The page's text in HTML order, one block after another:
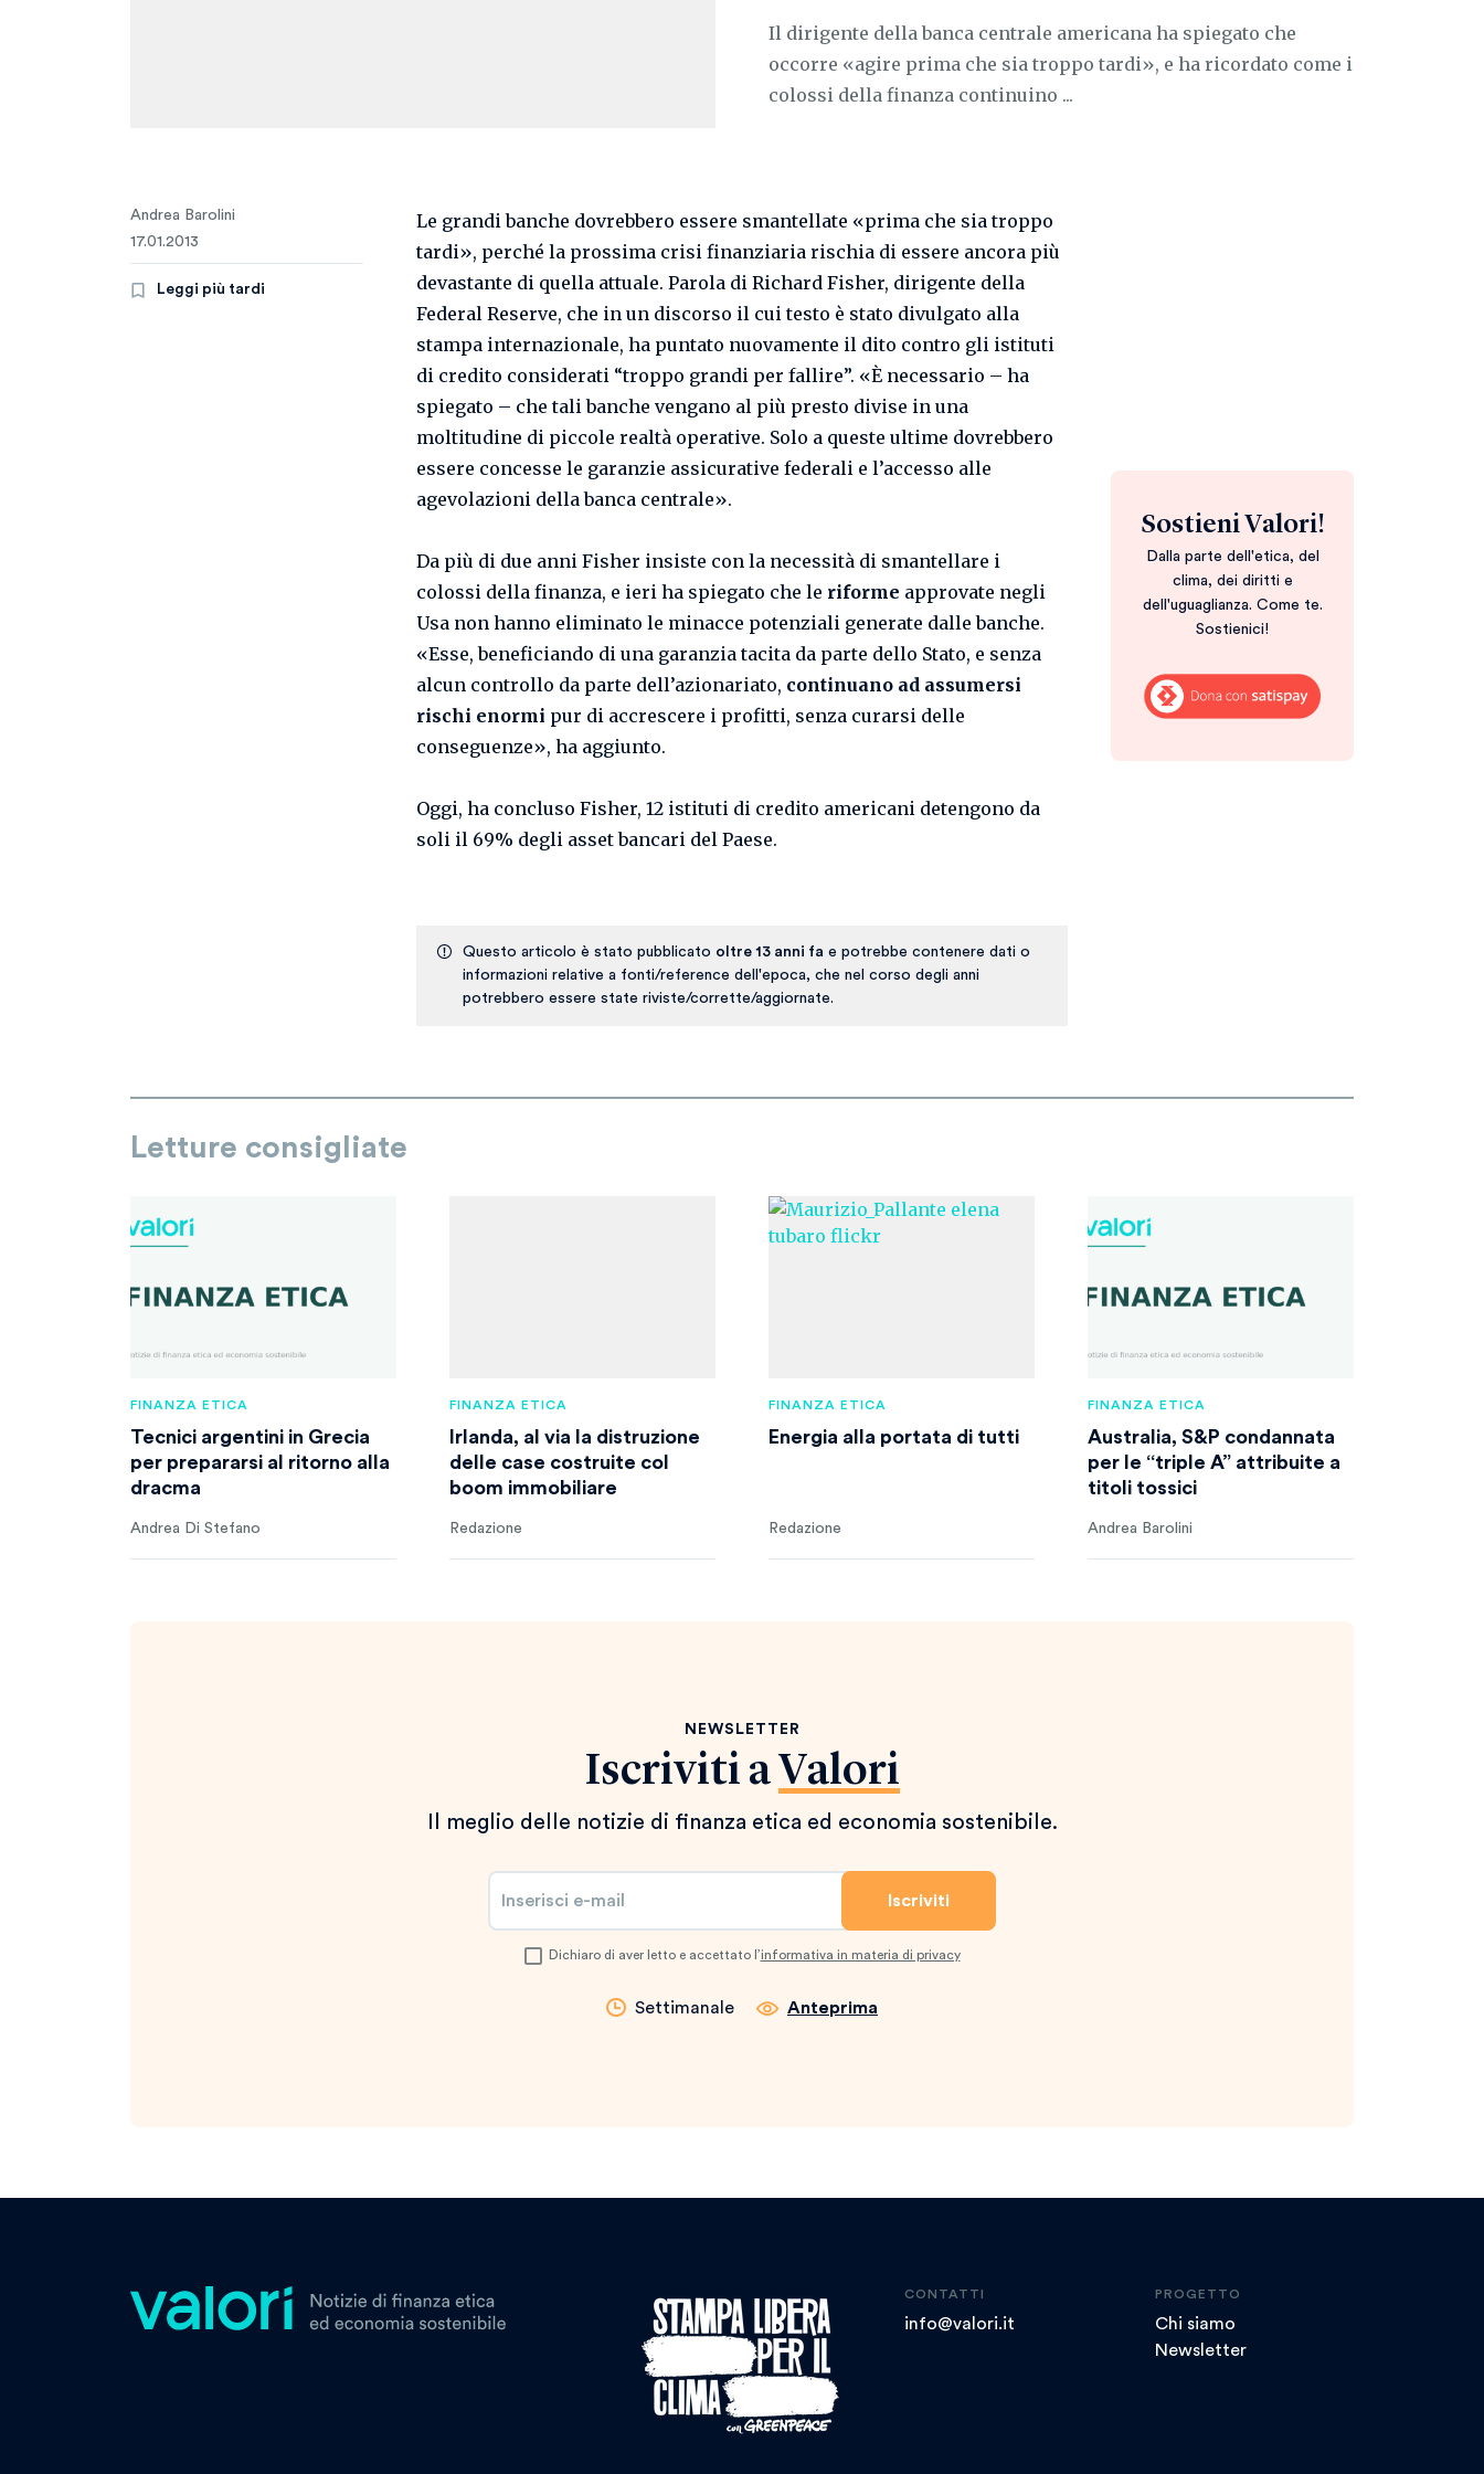
Il dirigente della banca centrale americana ha spiegato che
occorre «agire prima che sia troppo tardi», e ha ricordato come i
colossi della finanza continuino ...
Andrea Barolini
17.01.2013
Leggi più tardi
Le grandi banche dovrebbero essere smantellate «prima che sia troppo
tardi», perché la prossima crisi finanziaria rischia di essere ancora più
devastante di quella attuale. Parola di Richard Fisher, dirigente della
Federal Reserve, che in un discorso il cui testo è stato divulgato alla
stampa internazionale, ha puntato nuovamente il dito contro gli istituti
di credito considerati “troppo grandi per fallire”. «È necessario – ha
spiegato – che tali banche vengano al più presto divise in una
moltitudine di piccole realtà operative. Solo a queste ultime dovrebbero
essere concesse le garanzie assicurative federali e l’accesso alle
agevolazioni della banca centrale».
Da più di due anni Fisher insiste con la necessità di smantellare i
colossi della finanza, e ieri ha spiegato che le riforme approvate negli
Usa non hanno eliminato le minacce potenziali generate dalle banche.
«Esse, beneficiando di una garanzia tacita da parte dello Stato, e senza
alcun controllo da parte dell’azionariato, continuano ad assumersi
rischi enormi pur di accrescere i profitti, senza curarsi delle
conseguenze», ha aggiunto.
Oggi, ha concluso Fisher, 12 istituti di credito americani detengono da
soli il 69% degli asset bancari del Paese.
Questo articolo è stato pubblicato oltre 13 anni fa e potrebbe contenere dati o
informazioni relative a fonti/reference dell'epoca, che nel corso degli anni
potrebbero essere state riviste/corrette/aggiornate.
Sostieni Valori!
Dalla parte dell'etica, del
clima, dei diritti e
dell'uguaglianza. Come te.
Sostienici!
Letture consigliate
FINANZA ETICA
Tecnici argentini in Grecia
per prepararsi al ritorno alla
dracma
Andrea Di Stefano
FINANZA ETICA
Irlanda, al via la distruzione
delle case costruite col
boom immobiliare
Redazione
FINANZA ETICA
Energia alla portata di tutti
Redazione
FINANZA ETICA
Australia, S&P condannata
per le “triple A” attribuite a
titoli tossici
Andrea Barolini
NEWSLETTER
Iscriviti a Valori
Il meglio delle notizie di finanza etica ed economia sostenibile.
Dichiaro di aver letto e accettato l’informativa in materia di privacy
Settimanale Anteprima
CONTATTI
info@valori.it
PROGETTO
Chi siamo
Newsletter